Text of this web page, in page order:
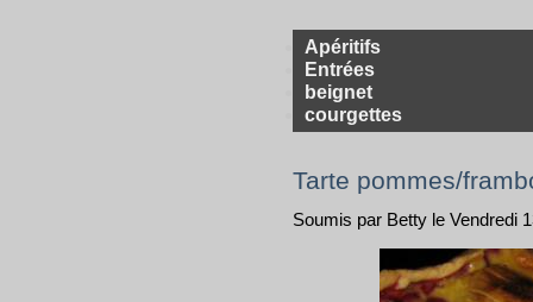
Apéritifs
Entrées
beignet
courgettes
Tarte pommes/
Soumis par Betty le Vendredi